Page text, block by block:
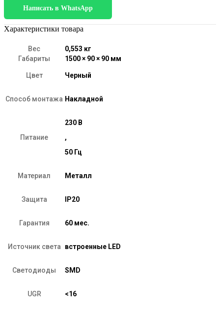
15W
4000K
чёрный
Написать в WhatsApp
Характеристики товара
Вес
0,553 кг
Габариты
1500 × 90 × 90 мм
Цвет Черный
Способ монтажа Накладной
Питание
230 В
,
50 Гц
Материал Металл
Защита IP20
Гарантия 60 мес.
Источник света встроенные LED
Светодиоды SMD
UGR <16